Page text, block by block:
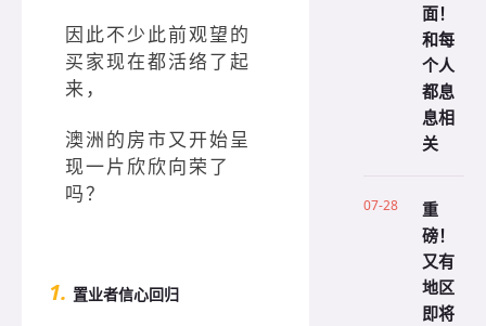
因此不少此前观望的
买家现在都活络了起
来，
澳洲的房市又开始呈
现一片欣欣向荣了
吗？
1. 置业者信心回归
面！
和每
个人
都息
息相
关
07-28
重
磅！
又有
地区
即将